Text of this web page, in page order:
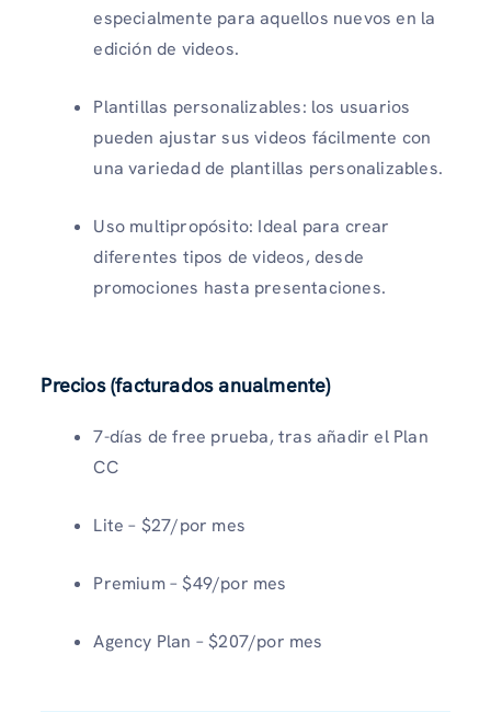
especialmente para aquellos nuevos en la
edición de videos.
Plantillas personalizables: los usuarios
pueden ajustar sus videos fácilmente con
una variedad de plantillas personalizables.
Uso multipropósito: Ideal para crear
diferentes tipos de videos, desde
promociones hasta presentaciones.
Precios (facturados anualmente)
7-días de free prueba, tras añadir el Plan
CC
Lite – $27/por mes
Premium – $49/por mes
Agency Plan – $207/por mes